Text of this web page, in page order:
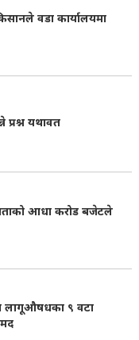
वडा कार्यालयमा
यथावत
आधा करोड बजेटले
९ वटा